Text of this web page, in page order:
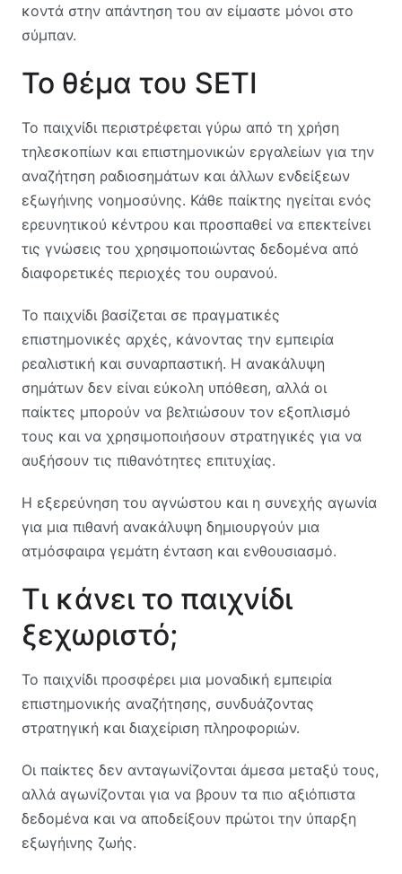
κοντά στην απάντηση του αν είμαστε μόνοι στο
σύμπαν.
Το θέμα του SETI
Το παιχνίδι περιστρέφεται γύρω από τη χρήση
τηλεσκοπίων και επιστημονικών εργαλείων για την
αναζήτηση ραδιοσημάτων και άλλων ενδείξεων
εξωγήινης νοημοσύνης. Κάθε παίκτης ηγείται ενός
ερευνητικού κέντρου και προσπαθεί να επεκτείνει
τις γνώσεις του χρησιμοποιώντας δεδομένα από
διαφορετικές περιοχές του ουρανού.
Το παιχνίδι βασίζεται σε πραγματικές
επιστημονικές αρχές, κάνοντας την εμπειρία
ρεαλιστική και συναρπαστική. Η ανακάλυψη
σημάτων δεν είναι εύκολη υπόθεση, αλλά οι
παίκτες μπορούν να βελτιώσουν τον εξοπλισμό
τους και να χρησιμοποιήσουν στρατηγικές για να
αυξήσουν τις πιθανότητες επιτυχίας.
Η εξερεύνηση του αγνώστου και η συνεχής αγωνία
για μια πιθανή ανακάλυψη δημιουργούν μια
ατμόσφαιρα γεμάτη ένταση και ενθουσιασμό.
Τι κάνει το παιχνίδι
ξεχωριστό;
Το παιχνίδι προσφέρει μια μοναδική εμπειρία
επιστημονικής αναζήτησης, συνδυάζοντας
στρατηγική και διαχείριση πληροφοριών.
Οι παίκτες δεν ανταγωνίζονται άμεσα μεταξύ τους,
αλλά αγωνίζονται για να βρουν τα πιο αξιόπιστα
δεδομένα και να αποδείξουν πρώτοι την ύπαρξη
εξωγήινης ζωής.